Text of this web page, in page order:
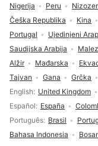
Odabir jezika
English United Kingdom
Español
España
Português Brasil
Bahasa Indonesia
Nigerija
Peru
Češka Republika
Kina
Portugal
Ujedinjeni
Saudijska Arabija
Alžir
Mađarska
Tajvan
Gana Grčka